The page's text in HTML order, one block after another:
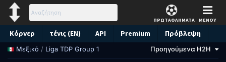
ΠΡΩΤΑΘΛΗΜΑΤΑ ΜΕΝΟΥ
Κόρνερ τένις (EN) API Premium Πρόβλεψη
Μεξικό / Liga TDP Group 1 Προηγούμενα H2H